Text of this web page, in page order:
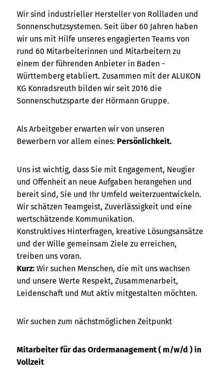
Wir sind industrieller Hersteller von Rollladen und
Sonnenschutzsystemen. Seit über 60 Jahren haben
wir uns mit Hilfe unseres engagierten Teams von
rund 60 Mitarbeiterinnen und Mitarbeitern zu
einem der führenden Anbieter in Baden -
Württemberg etabliert. Zusammen mit der ALUKON
KG Konradsreuth bilden wir seit 2016 die
Sonnenschutzsparte der Hörmann Gruppe.
Als Arbeitgeber erwarten wir von unseren
Bewerbern vor allem eines: Persönlichkeit.
Uns ist wichtig, dass Sie mit Engagement, Neugier
und Offenheit an neue Aufgaben herangehen und
bereit sind, Sie und Ihr Umfeld weiterzuentwickeln.
Wir schätzen Teamgeist, Zuverlässigkeit und eine
wertschätzende Kommunikation.
Konstruktives Hinterfragen, kreative Lösungsansätze
und der Wille gemeinsam Ziele zu erreichen,
treiben uns voran.
Kurz: Wir suchen Menschen, die mit uns wachsen
und unsere Werte Respekt, Zusammenarbeit,
Leidenschaft und Mut aktiv mitgestalten möchten.
Wir suchen zum nächstmöglichen Zeitpunkt
Mitarbeiter für das Ordermanagement ( m/w/d ) in
Vollzeit